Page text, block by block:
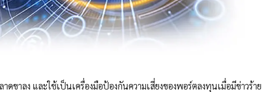
ดขาลง และใช้เป็นเครื่องมือป้องกันความเสี่ยงของพอร์ตลงทุนเมื่อมีข่าวร้าย